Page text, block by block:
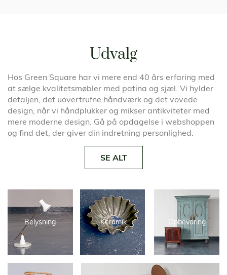
Belysning Keramik Opbevaring
Udvalg
Hos Green Square har vi mere end 40 års erfaring med
at sælge kvalitetsmøbler med patina og sjæl. Vi hylder
detaljen, det uovertrufne håndværk og det vovede
design, når vi håndplukker og mikser antikviteter med
mere moderne design. Gå på opdagelse i webshoppen
og find det, der giver din indretning personlighed.
SE ALT